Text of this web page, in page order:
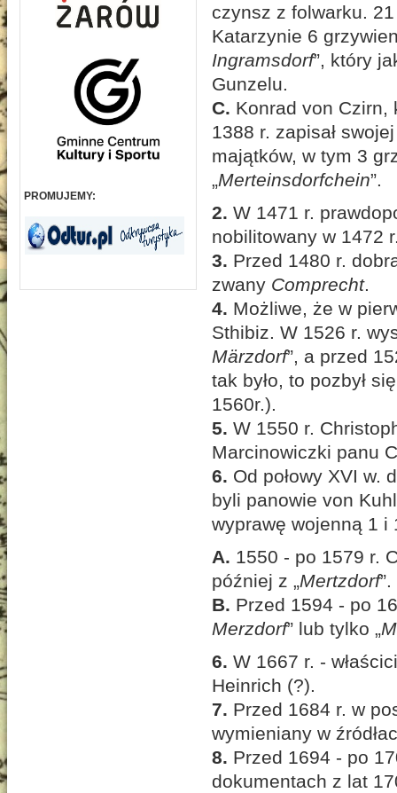
PROMUJEMY:
czynsz z folwarku.
Katarzynie 6
Ingramsdorf”, który
Gunzelu.
C. Konrad von Czirn,
1388 r. zapisał
majątków, w tym 3
„Merteinsdorfchein”.
2. W 1471 r.
nobilitowany w 1472
3. Przed 1480 r.
zwany Comprecht.
4. Możliwe, że w
Sthibiz. W 1526 r.
Märzdorf”, a przed
tak było, to pozbył
1560r.).
5. W 1550 r.
Marcinowiczki panu
6. Od połowy XVI w.
byli panowie von
wyprawę wojenną 1 i
A. 1550 - po 1579 r.
później z „Mertzdorf”.
B. Przed 1594 - po
Merzdorf” lub tylko „
6. W 1667 r. -
Heinrich (?).
7. Przed 1684 r. w
wymieniany w
8. Przed 1694 - po
dokumentach z lat